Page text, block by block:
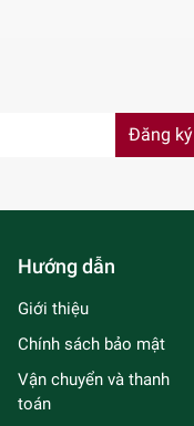
Đăng ký
Hướng dẫn
Giới thiệu
Chính sách bảo mật
Vận chuyển và thanh
toán